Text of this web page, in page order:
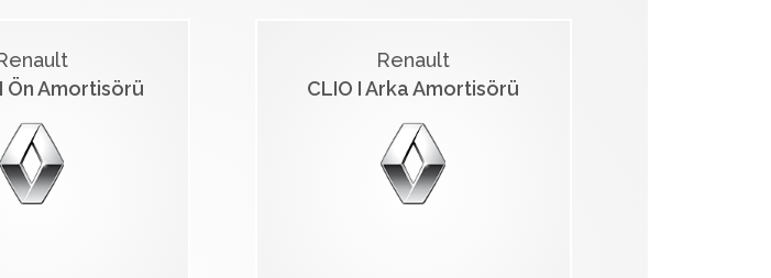
I Ön Amortisörü
Renault
CLIO I Arka Amortisörü